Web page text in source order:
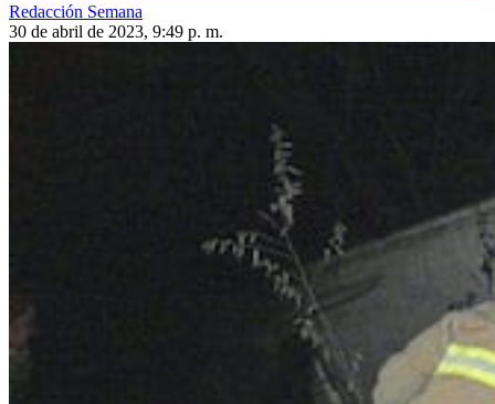
Redacción Semana
30 de abril de 2023, 9:49 p. m.